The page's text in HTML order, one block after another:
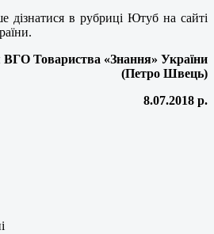
дізнатися в рубриці Ютуб на сайті
ВГО Товариства «Знання» України
(Петро Швець)
8.07.2018 р.